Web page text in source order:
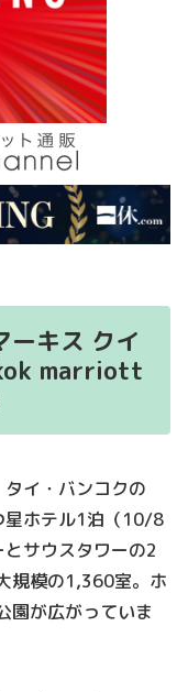
ーキス クイ
marriott
イ・バンコクの
星ホテル1泊（10/8
サウスタワーの2
規模の1,360室。ホ
園が広がっていま